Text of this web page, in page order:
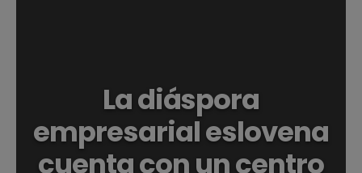
La diáspora
empresarial eslovena
cuenta con un centro